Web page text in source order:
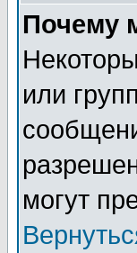
Почему
или
могут